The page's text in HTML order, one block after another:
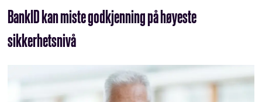
BankID kan miste godkjenning på høyeste
sikkerhetsnivå